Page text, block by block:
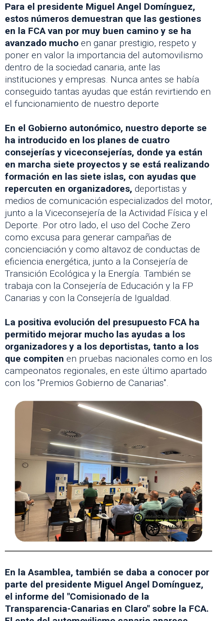
Para el presidente Miguel Angel Domínguez,
estos números demuestran que las gestiones
en la FCA van por muy buen camino y se ha
avanzado mucho en ganar prestigio, respeto y
poner en valor la importancia del automovilismo
dentro de la sociedad canaria, ante las
instituciones y empresas. Nunca antes se había
conseguido tantas ayudas que están revirtiendo en
el funcionamiento de nuestro deporte
En el Gobierno autonómico, nuestro deporte se
ha introducido en los planes de cuatro
consejerías y viceconsejerías, donde ya están
en marcha siete proyectos y se está realizando
formación en las siete islas, con ayudas que
repercuten en organizadores, deportistas y
medios de comunicación especializados del motor,
junto a la Viceconsejería de la Actividad Física y el
Deporte. Por otro lado, el uso del Coche Zero
como excusa para generar campañas de
concienciación y como altavoz de conductas de
eficiencia energética, junto a la Consejería de
Transición Ecológica y la Energía. También se
trabaja con la Consejería de Educación y la FP
Canarias y con la Consejería de Igualdad.
La positiva evolución del presupuesto FCA ha
permitido mejorar mucho las ayudas a los
organizadores y a los deportistas, tanto a los
que compiten en pruebas nacionales como en los
campeonatos regionales, en este último apartado
con los "Premios Gobierno de Canarias".
En la Asamblea, también se daba a conocer por
parte del presidente Miguel Angel Domínguez,
el informe del "Comisionado de la
Transparencia-Canarias en Claro" sobre la FCA.